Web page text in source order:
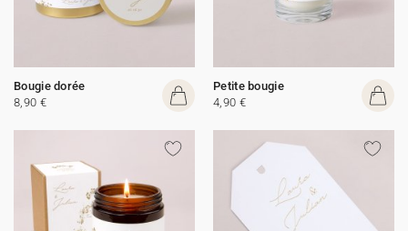
Bougie dorée
8,90 €
Petite bougie
4,90 €